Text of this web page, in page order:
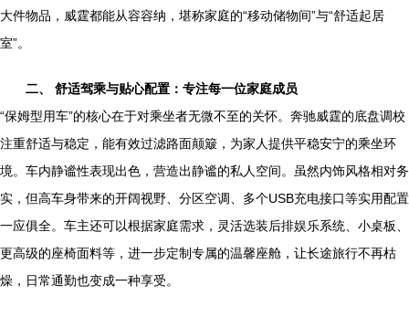
大件物品，威霆都能从容容纳，堪称家庭的“移动储物间”与“舒适起居
室”。
二、 舒适驾乘与贴心配置：专注每一位家庭成员
“保姆型用车”的核心在于对乘坐者无微不至的关怀。奔驰威霆的底盘调校
注重舒适与稳定，能有效过滤路面颠簸，为家人提供平稳安宁的乘坐环
境。车内静谧性表现出色，营造出静谧的私人空间。虽然内饰风格相对务
实，但高车身带来的开阔视野、分区空调、多个USB充电接口等实用配置
一应俱全。车主还可以根据家庭需求，灵活选装后排娱乐系统、小桌板、
更高级的座椅面料等，进一步定制专属的温馨座舱，让长途旅行不再枯
燥，日常通勤也变成一种享受。